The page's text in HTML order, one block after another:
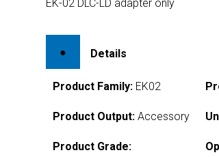
EK-02 DLC-LD adapter only
Details
Product Family: EK02
Product Output: Accessory
Product Grade: